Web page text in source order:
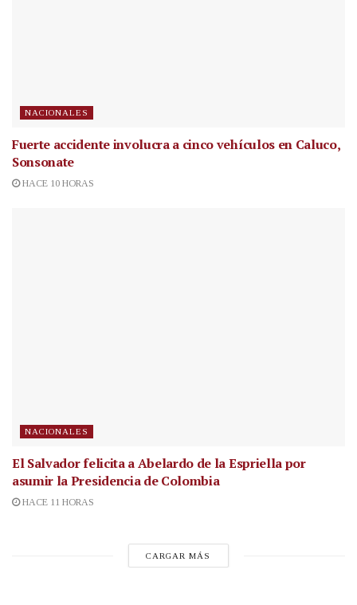
NACIONALES
Fuerte accidente involucra a cinco vehículos en Caluco,
Sonsonate
HACE 10 HORAS
NACIONALES
El Salvador felicita a Abelardo de la Espriella por
asumir la Presidencia de Colombia
HACE 11 HORAS
CARGAR MÁS